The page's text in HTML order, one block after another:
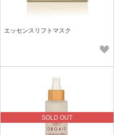
エッセンスリフトマスク
SOLD OUT